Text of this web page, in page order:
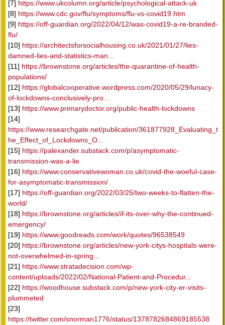
[7] https://www.ukcolumn.org/article/psychological-attack-uk
[8] https://www.cdc.gov/flu/symptoms/flu-vs-covid19.htm
[9] https://off-guardian.org/2022/04/12/was-covid19-a-re-branded-
flu/
[10] https://architectsforsocialhousing.co.uk/2021/01/27/lies-
damned-lies-and-statistics-man...
[11] https://brownstone.org/articles/the-quarantine-of-health-
populations/
[12] https://globalcooperative.wordpress.com/2020/05/29/lunacy-
of-lockdowns-conclusively-pro...
[13] https://www.primarydoctor.org/public-health-lockdowns
[14]
https://www.researchgate.net/publication/361877928_Evaluating_t
he_Effect_of_Lockdowns_O...
[15] https://palexander.substack.com/p/asymptomatic-
transmission-was-a-lie
[16] https://www.conservativewoman.co.uk/covid-the-woeful-case-
for-asymptomatic-transmission/
[17] https://off-guardian.org/2022/03/25/two-weeks-to-flatten-the-
world/
[18] https://brownstone.org/articles/if-its-over-why-the-continued-
emergency/
[19] https://www.goodreads.com/work/quotes/96538549
[20] https://brownstone.org/articles/new-york-citys-hospitals-were-
not-overwhelmed-in-spring...
[21] https://www.stratadecision.com/wp-
content/uploads/2022/02/National-Patient-and-Procedur...
[22] https://woodhouse.substack.com/p/new-york-city-er-visits-
plummeted
[23]
https://twitter.com/snorman1776/status/1378782684869185538